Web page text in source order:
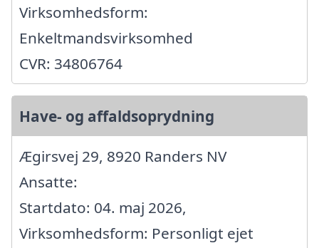
Virksomhedsform:
Enkeltmandsvirksomhed
CVR: 34806764
Have- og affaldsoprydning
Ægirsvej 29, 8920 Randers NV
Ansatte:
Startdato: 04. maj 2026,
Virksomhedsform: Personligt ejet